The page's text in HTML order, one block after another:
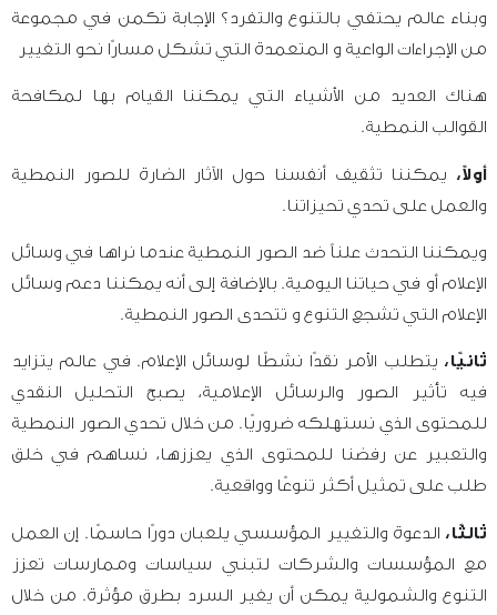
وبناء عالم يحتفي بالتنوع والتفرد؟ الإجابة تكمن في مجموعة
من الإجراءات الواعية و المتعمدة التي تشكل مسارًا نحو التغيير
هناك العديد من الأشياء التي يمكننا القيام بها لمكافحة
القوالب النمطية.
أولاً،يمكننا تثقيف أنفسنا حول الآثار الضارة للصور النمطية
والعمل على تحدي تحيزاتنا.
ويمكننا التحدث علناً ضد الصور النمطية عندما نراها في وسائل
الإعلام أو في حياتنا اليومية. بالإضافة إلى أنه يمكننا دعم وسائل
الإعلام التي تشجع التنوع و تتحدى الصور النمطية.
ثانيًا،يتطلب الأمر نقدًا نشطًا لوسائل الإعلام. في عالم يتزايد
فيه تأثير الصور والرسائل الإعلامية، يصبح التحليل النقدي
للمحتوى الذي نستهلكه ضروريًا. من خلال تحدي الصور النمطية
والتعبير عن رفضنا للمحتوى الذي يعززها، نساهم في خلق
طلب على تمثيل أكثر تنوعًا وواقعية.
ثالثًا،الدعوة والتغيير المؤسسي يلعبان دورًا حاسمًا. إن العمل
مع المؤسسات والشركات لتبني سياسات وممارسات تعزز
التنوع والشمولية يمكن أن يغير السرد بطرق مؤثرة. من خلال